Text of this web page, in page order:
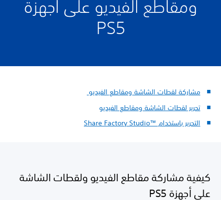
ومقاطع الفيديو على أجهزة
PS5
مشاركة لقطات الشاشة ومقاطع الفيديو
تحرير لقطات الشاشة ومقاطع الفيديو
التحرير باستخدام Share Factory Studio™‎
كيفية مشاركة مقاطع الفيديو ولقطات الشاشة
على أجهزة PS5